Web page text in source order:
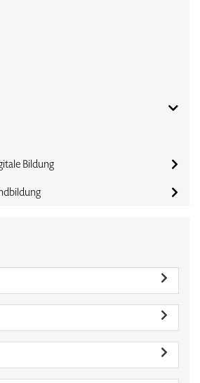
Bildung